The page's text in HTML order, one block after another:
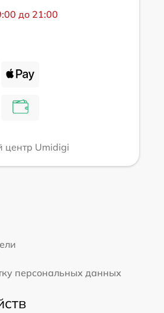
до 21:00
Umidigi
персональных данных